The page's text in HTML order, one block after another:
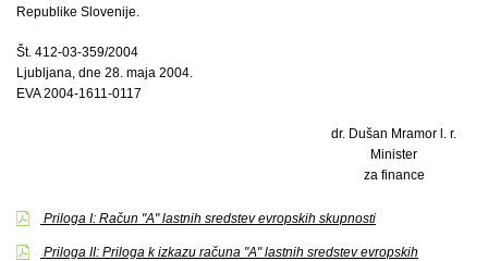
Republike Slovenije.
Št. 412-03-359/2004
Ljubljana, dne 28. maja 2004.
EVA 2004-1611-0117
dr. Dušan Mramor l. r.
Minister
za finance
Priloga I: Račun "A" lastnih sredstev evropskih skupnosti
Priloga II: Priloga k izkazu računa "A" lastnih sredstev evropskih